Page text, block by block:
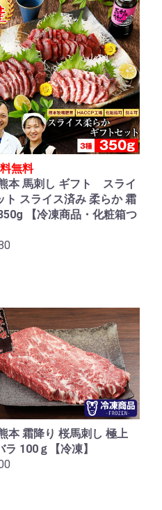
無料
本 馬刺し ギフト スライ
ト スライス済み 柔らか 霜
【冷凍商品・化粧箱つ
本 霜降り 桜馬刺し 極上
ラ 100ｇ【冷凍】